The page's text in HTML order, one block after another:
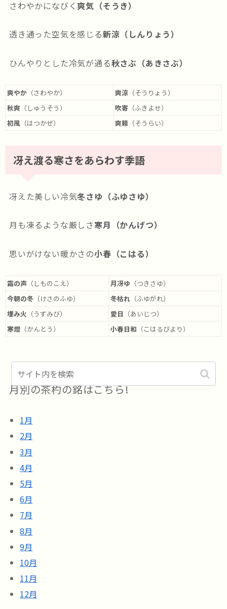
さわやかになびく爽気（そうき）
透き通った空気を感じる新涼（しんりょう）
ひんやりとした冷気が通る秋さぶ（あきさぶ）
爽やか （さわやか） 爽涼 （そうりょう）
秋爽 （しゅうそう） 吹寄 （ふきよせ）
初風 （はつかぜ） 爽籟 （そうらい）
冴え渡る寒さをあらわす季語
冴えた美しい冷気冬さゆ（ふゆさゆ）
月も凍るような厳しさ寒月（かんげつ）
思いがけない暖かさの小春（こはる）
霜の声 （しものこえ） 月冴ゆ （つきさゆ）
今朝の冬 （けさのふゆ） 冬枯れ （ふゆがれ）
埋み火 （うずみび） 愛日 （あいじつ）
寒燈 （かんとう） 小春日和 （こはるびより）
月別の茶杓の銘はこちら!
1月
2月
3月
4月
5月
6月
7月
8月
9月
10月
11月
12月